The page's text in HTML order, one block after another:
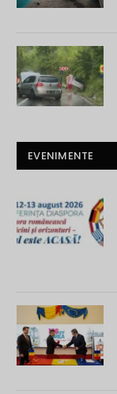
EVENIMENTE